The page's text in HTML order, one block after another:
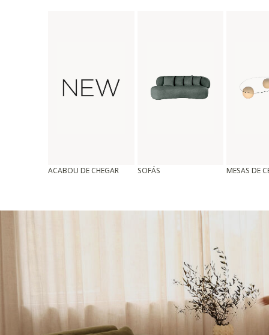
ACABOU DE CHEGAR SOFÁS MESAS DE